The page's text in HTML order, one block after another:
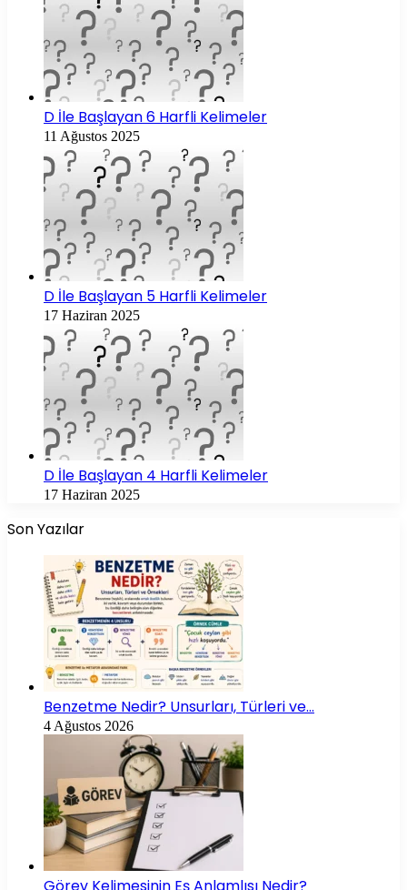
D İle Başlayan 6 Harfli Kelimeler
11 Ağustos 2025
D İle Başlayan 5 Harfli Kelimeler
17 Haziran 2025
D İle Başlayan 4 Harfli Kelimeler
17 Haziran 2025
Son Yazılar
Benzetme Nedir? Unsurları, Türleri ve…
4 Ağustos 2026
Görev Kelimesinin Eş Anlamlısı Nedir?